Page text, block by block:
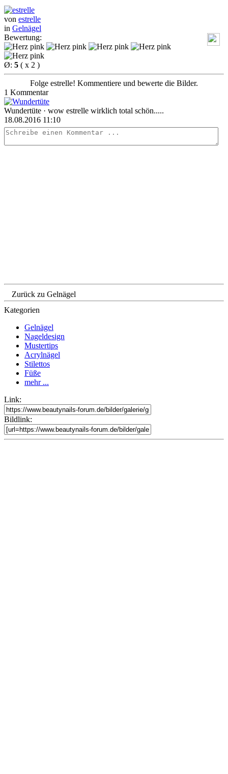
von estrelle
in Gelnägel
Bewertung:
Ø: 5 ( x 2 )
Folge estrelle! Kommentiere und bewerte die Bilder.
1 Kommentar
Wundertüte · wow estrelle wirklich total schön.....
18.08.2016 11:10
Zurück zu Gelnägel
Kategorien
Gelnägel
Nageldesign
Mustertips
Acrylnägel
Stilettos
Füße
mehr ...
Link:
Bildlink: